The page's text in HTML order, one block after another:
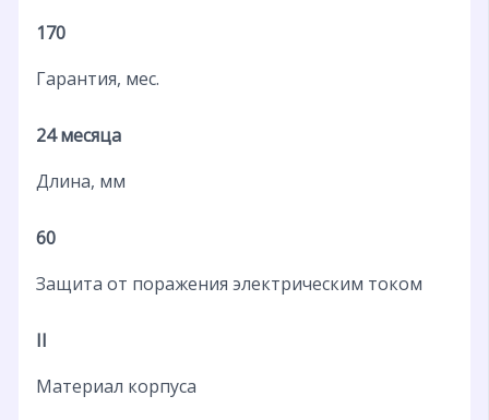
170
Гарантия, мес.
24 месяца
Длина, мм
60
Защита от поражения электрическим током
II
Материал корпуса